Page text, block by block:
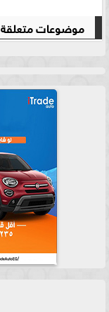
موضوعات متعلقة